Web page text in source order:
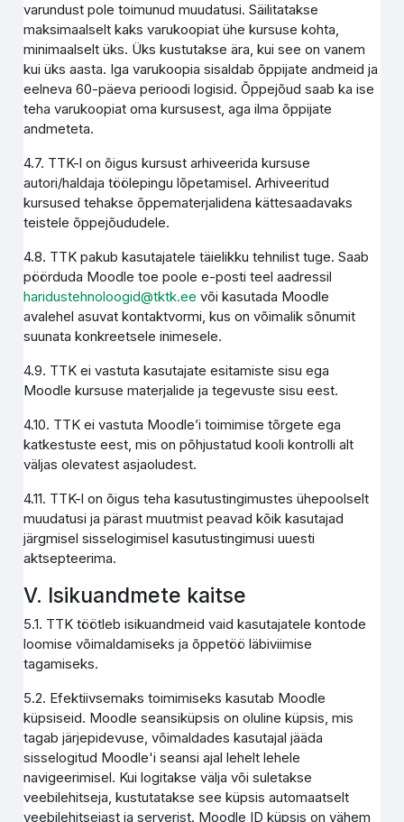
varundust pole toimunud muudatusi. Säilitatakse
maksimaalselt kaks varukoopiat ühe kursuse kohta,
minimaalselt üks. Üks kustutakse ära, kui see on vanem
kui üks aasta. Iga varukoopia sisaldab õppijate andmeid ja
eelneva 60-päeva perioodi logisid. Õppejõud saab ka ise
teha varukoopiat oma kursusest, aga ilma õppijate
andmeteta.
4.7. TTK-l on õigus kursust arhiveerida kursuse
autori/haldaja töölepingu lõpetamisel. Arhiveeritud
kursused tehakse õppematerjalidena kättesaadavaks
teistele õppejõududele.
4.8. TTK pakub kasutajatele täielikku tehnilist tuge. Saab
pöörduda Moodle toe poole e-posti teel aadressil
haridustehnoloogid@tktk.ee või kasutada Moodle
avalehel asuvat kontaktvormi, kus on võimalik sõnumit
suunata konkreetsele inimesele.
4.9. TTK ei vastuta kasutajate esitamiste sisu ega
Moodle kursuse materjalide ja tegevuste sisu eest.
4.10. TTK ei vastuta Moodle’i toimimise tõrgete ega
katkestuste eest, mis on põhjustatud kooli kontrolli alt
väljas olevatest asjaoludest.
4.11. TTK-l on õigus teha kasutustingimustes ühepoolselt
muudatusi ja pärast muutmist peavad kõik kasutajad
järgmisel sisselogimisel kasutustingimusi uuesti
aktsepteerima.
V. Isikuandmete kaitse
5.1. TTK töötleb isikuandmeid vaid kasutajatele kontode
loomise võimaldamiseks ja õppetöö läbiviimise
tagamiseks.
5.2. Efektiivsemaks toimimiseks kasutab Moodle
küpsiseid. Moodle seansiküpsis on oluline küpsis, mis
tagab järjepidevuse, võimaldades kasutajal jääda
sisselogitud Moodle'i seansi ajal lehelt lehele
navigeerimisel. Kui logitakse välja või suletakse
veebilehitseja, kustutatakse see küpsis automaatselt
veebilehitsejast ja serverist. Moodle ID küpsis on vähem